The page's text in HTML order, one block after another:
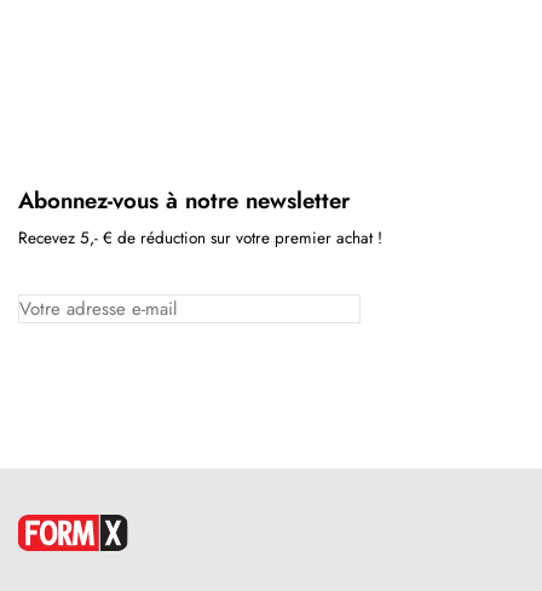
Abonnez-vous à notre newsletter
Recevez 5,- € de réduction sur votre premier achat !